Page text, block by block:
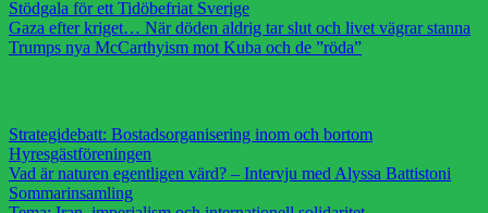
Stödgala för ett Tidöbefriat Sverige
Gaza efter kriget… När döden aldrig tar slut och livet vägrar stanna
Trumps nya McCarthyism mot Kuba och de ”röda”
Strategidebatt: Bostadsorganisering inom och bortom
Hyresgästföreningen
Vad är naturen egentligen värd? – Intervju med Alyssa Battistoni
Sommarinsamling